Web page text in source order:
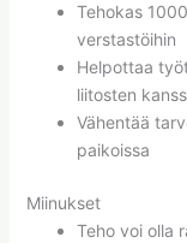
Tehokas
verstastöihin
Helpottaa
liitosten
Vähentää
paikoissa
Miinukset
Teho voi olla